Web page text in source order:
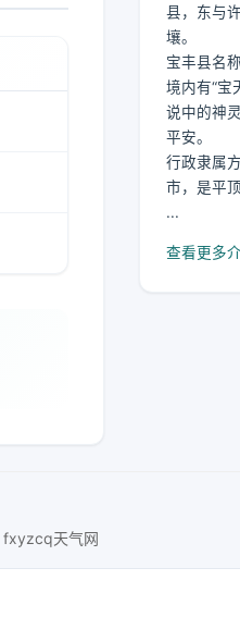
县，东与
壤。
宝丰县名
境内有“宝
说中的神
平安。
行政隶属
市，是平
...
查看更多
fxyzcq天气网